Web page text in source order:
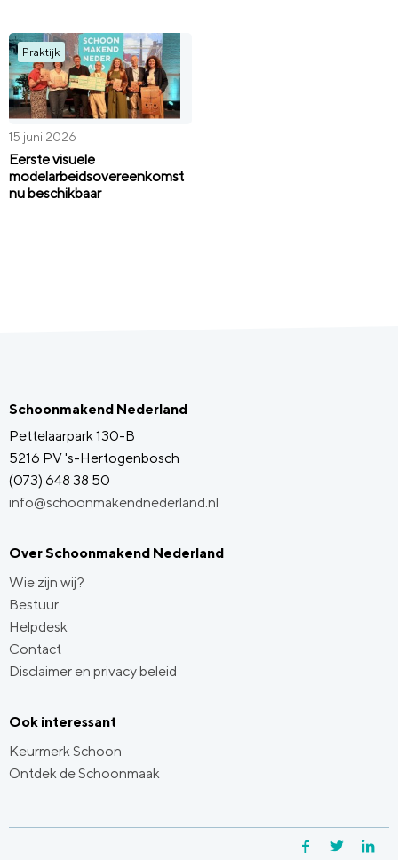
Praktijk
15 juni 2026
Eerste visuele
modelarbeidsovereenkomst
nu beschikbaar
Schoonmakend Nederland
Pettelaarpark 130-B
5216 PV 's-Hertogenbosch
(073) 648 38 50
info@schoonmakendnederland.nl
Over Schoonmakend Nederland
Wie zijn wij?
Bestuur
Helpdesk
Contact
Disclaimer en privacy beleid
Ook interessant
Keurmerk Schoon
Ontdek de Schoonmaak
Facebook
Twitter